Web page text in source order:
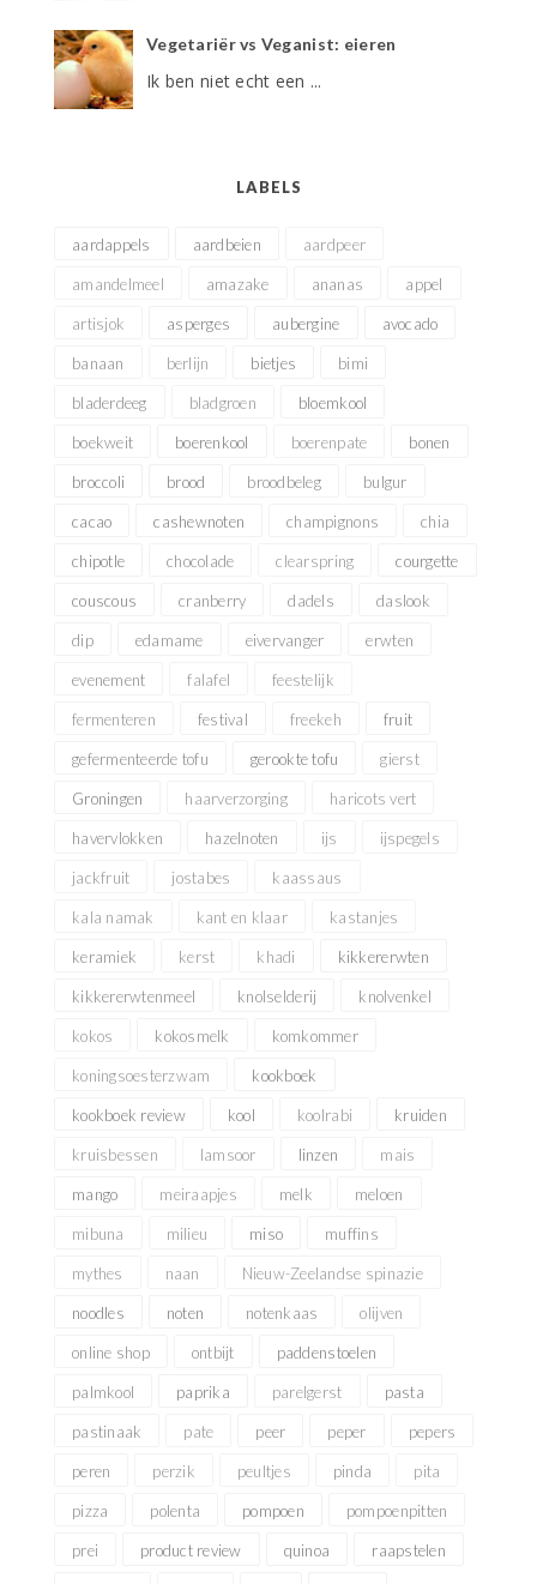
Vegetariër vs Veganist: eieren
Ik ben niet echt een ...
LABELS
aardappels aardbeien aardpeer
amandelmeel amazake ananas appel
artisjok asperges aubergine avocado
banaan berlijn bietjes bimi
bladerdeeg bladgroen bloemkool
boekweit boerenkool boerenpate bonen
broccoli brood broodbeleg bulgur
cacao cashewnoten champignons chia
chipotle chocolade clearspring courgette
couscous cranberry dadels daslook
dip edamame eivervanger erwten
evenement falafel feestelijk
fermenteren festival freekeh fruit
gefermenteerde tofu gerookte tofu gierst
Groningen haarverzorging haricots vert
havervlokken hazelnoten ijs ijspegels
jackfruit jostabes kaassaus
kala namak kant en klaar kastanjes
keramiek kerst khadi kikkererwten
kikkererwtenmeel knolselderij knolvenkel
kokos kokosmelk komkommer
koningsoesterzwam kookboek
kookboek review kool koolrabi kruiden
kruisbessen lamsoor linzen mais
mango meiraapjes melk meloen
mibuna milieu miso muffins
mythes naan Nieuw-Zeelandse spinazie
noodles noten notenkaas olijven
online shop ontbijt paddenstoelen
palmkool paprika parelgerst pasta
pastinaak pate peer peper pepers
peren perzik peultjes pinda pita
pizza polenta pompoen pompoenpitten
prei product review quinoa raapstelen